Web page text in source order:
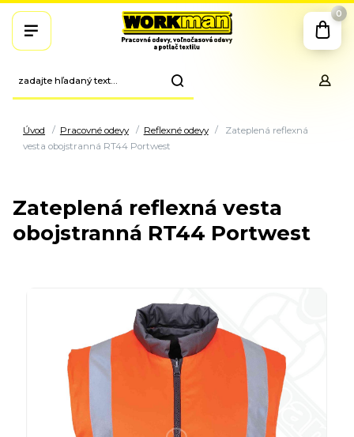
0
Úvod Pracovné odevy Reflexné odevy
Zateplená reflexná
vesta obojstranná RT44 Portwest
Zateplená reflexná vesta
obojstranná RT44 Portwest